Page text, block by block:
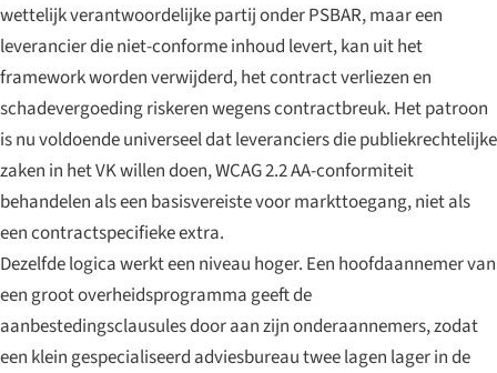
wettelijk verantwoordelijke partij onder PSBAR, maar een
leverancier die niet-conforme inhoud levert, kan uit het
framework worden verwijderd, het contract verliezen en
schadevergoeding riskeren wegens contractbreuk. Het patroon
is nu voldoende universeel dat leveranciers die publiekrechtelijke
zaken in het VK willen doen, WCAG 2.2 AA-conformiteit
behandelen als een basisvereiste voor markttoegang, niet als
een contractspecifieke extra.
Dezelfde logica werkt een niveau hoger. Een hoofdaannemer van
een groot overheidsprogramma geeft de
aanbestedingsclausules door aan zijn onderaannemers, zodat
een klein gespecialiseerd adviesbureau twee lagen lager in de